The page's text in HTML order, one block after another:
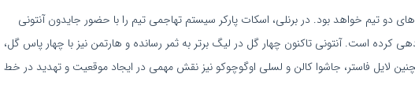
تیم خواهد بود. در برنلی، اسکات پارکر سیستم تهاجمی تیم را با حضور جایدون آنتونی
کرده است. آنتونی تاکنون چهار گل در لیگ برتر به ثمر رسانده و هارتمن نیز با چهار پاس گل،
لایل فاستر، جاشوا کالن و لسلی اوگوچوکو نیز نقش مهمی در ایجاد موقعیت و تهدید در خط